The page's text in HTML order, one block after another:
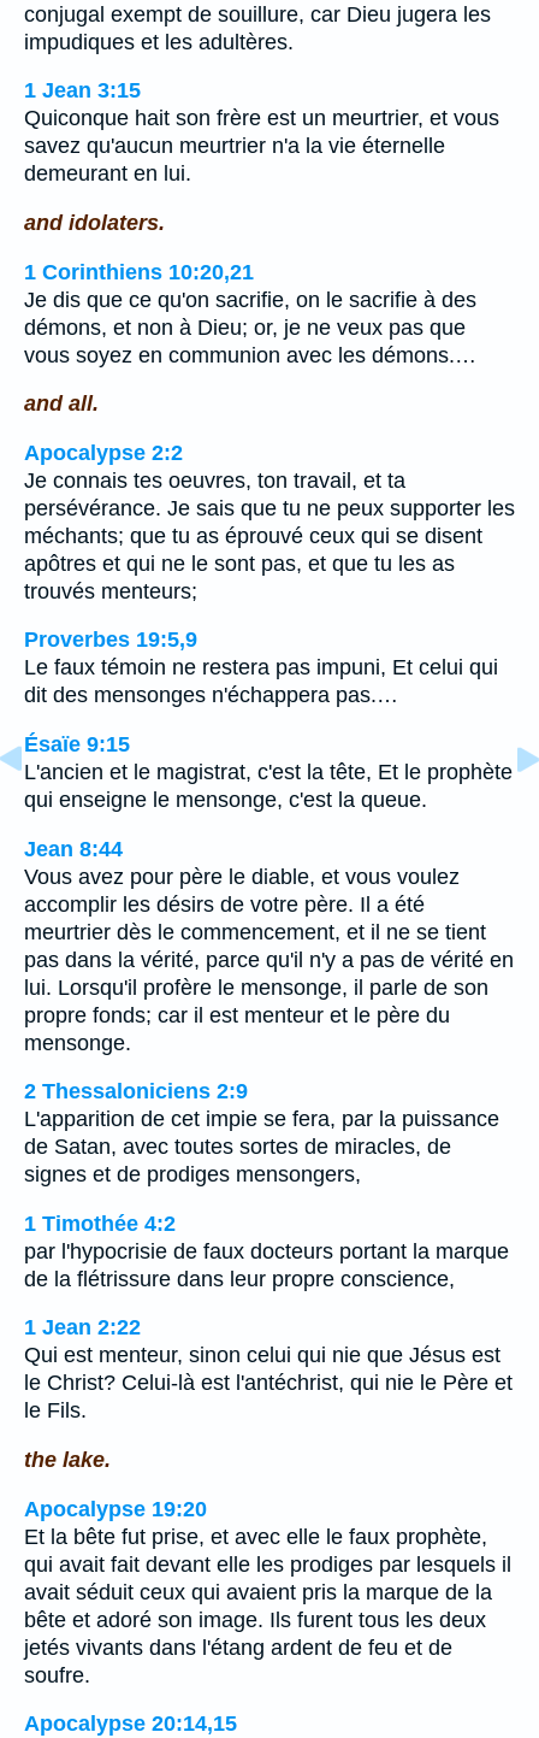
conjugal exempt de souillure, car Dieu jugera les
impudiques et les adultères.
1 Jean 3:15
Quiconque hait son frère est un meurtrier, et vous
savez qu'aucun meurtrier n'a la vie éternelle
demeurant en lui.
and idolaters.
1 Corinthiens 10:20,21
Je dis que ce qu'on sacrifie, on le sacrifie à des
démons, et non à Dieu; or, je ne veux pas que
vous soyez en communion avec les démons.…
and all.
Apocalypse 2:2
Je connais tes oeuvres, ton travail, et ta
persévérance. Je sais que tu ne peux supporter les
méchants; que tu as éprouvé ceux qui se disent
apôtres et qui ne le sont pas, et que tu les as
trouvés menteurs;
Proverbes 19:5,9
Le faux témoin ne restera pas impuni, Et celui qui
dit des mensonges n'échappera pas.…
Ésaïe 9:15
L'ancien et le magistrat, c'est la tête, Et le prophète
qui enseigne le mensonge, c'est la queue.
Jean 8:44
Vous avez pour père le diable, et vous voulez
accomplir les désirs de votre père. Il a été
meurtrier dès le commencement, et il ne se tient
pas dans la vérité, parce qu'il n'y a pas de vérité en
lui. Lorsqu'il profère le mensonge, il parle de son
propre fonds; car il est menteur et le père du
mensonge.
2 Thessaloniciens 2:9
L'apparition de cet impie se fera, par la puissance
de Satan, avec toutes sortes de miracles, de
signes et de prodiges mensongers,
1 Timothée 4:2
par l'hypocrisie de faux docteurs portant la marque
de la flétrissure dans leur propre conscience,
1 Jean 2:22
Qui est menteur, sinon celui qui nie que Jésus est
le Christ? Celui-là est l'antéchrist, qui nie le Père et
le Fils.
the lake.
Apocalypse 19:20
Et la bête fut prise, et avec elle le faux prophète,
qui avait fait devant elle les prodiges par lesquels il
avait séduit ceux qui avaient pris la marque de la
bête et adoré son image. Ils furent tous les deux
jetés vivants dans l'étang ardent de feu et de
soufre.
Apocalypse 20:14,15